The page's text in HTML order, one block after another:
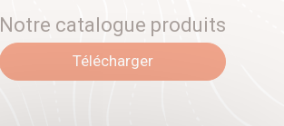
Notre catalogue produits
Télécharger